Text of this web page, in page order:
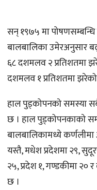
सन् १९७५ मा
बालबालिका उमेरअनुसार
६८ दशमलव २ प्रतिशतमा
दशमलव १ प्रतिशतमा झरेको
हाल पुड्कोपनको समस्या
छ । हाल पुड्कोपनकाको
बालबालिकामध्ये कर्णलीमा
यस्तै, मधेश प्रदेशमा २९,
२५, प्रदेश १, गण्डकीमा २०
छ ।